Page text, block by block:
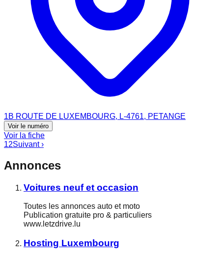
1B ROUTE DE LUXEMBOURG, L-4761, PETANGE
Voir le numéro
Voir la fiche
12Suivant ›
Annonces
Voitures neuf et occasion
Toutes les annonces auto et moto
Publication gratuite pro & particuliers
www.letzdrive.lu
Hosting Luxembourg